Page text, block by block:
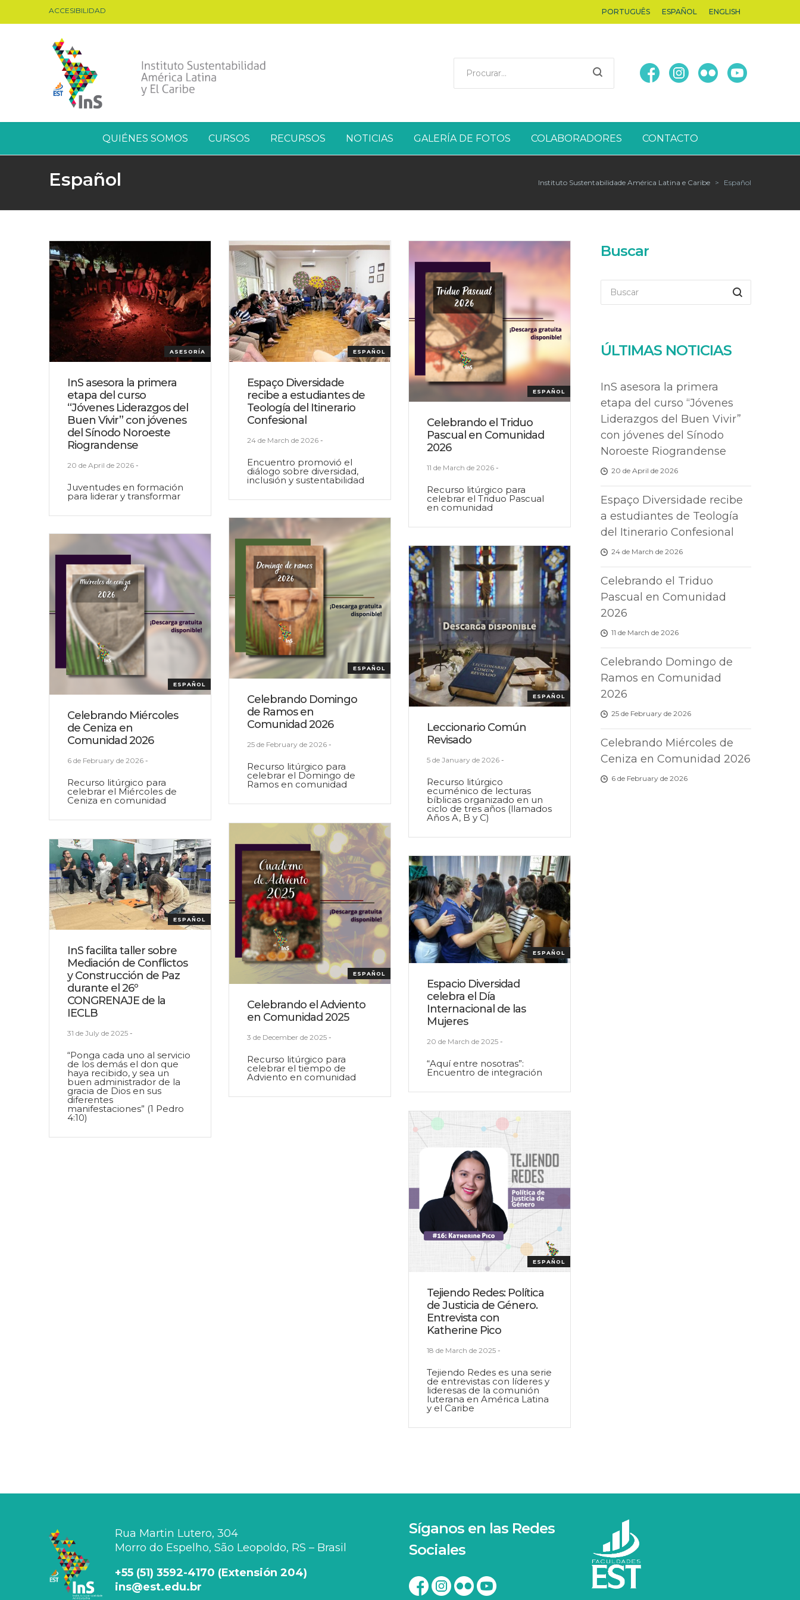
ACCESIBILIDAD PORTUGUÊS ESPAÑOL ENGLISH
QUIÉNES SOMOS CURSOS RECURSOS NOTICIAS GALERÍA DE FOTOS COLABORADORES CONTACTO
Español Instituto Sustentabilidade América Latina e Caribe > Español
ASESORÍA
InS asesora la primera
etapa del curso
“Jóvenes Liderazgos del
Buen Vivir” con jóvenes
del Sínodo Noroeste
Riograndense
20 de April de 2026 -
Juventudes en formación
para liderar y transformar
ESPAÑOL
Espaço Diversidade
recibe a estudiantes de
Teología del Itinerario
Confesional
24 de March de 2026 -
Encuentro promovió el
diálogo sobre diversidad,
inclusión y sustentabilidad
ESPAÑOL
Celebrando el Triduo
Pascual en Comunidad
2026
11 de March de 2026 -
Recurso litúrgico para
celebrar el Triduo Pascual
en comunidad
ESPAÑOL
Celebrando Domingo
de Ramos en
Comunidad 2026
25 de February de 2026 -
Recurso litúrgico para
celebrar el Domingo de
Ramos en comunidad
ESPAÑOL
Celebrando Miércoles
de Ceniza en
Comunidad 2026
6 de February de 2026 -
Recurso litúrgico para
celebrar el Miércoles de
Ceniza en comunidad
ESPAÑOL
Leccionario Común
Revisado
5 de January de 2026 -
Recurso litúrgico
ecuménico de lecturas
bíblicas organizado en un
ciclo de tres años (llamados
Años A, B y C)
ESPAÑOL
Celebrando el Adviento
en Comunidad 2025
3 de December de 2025 -
Recurso litúrgico para
celebrar el tiempo de
Adviento en comunidad
ESPAÑOL
InS facilita taller sobre
Mediación de Conflictos
y Construcción de Paz
durante el 26º
CONGRENAJE de la
IECLB
31 de July de 2025 -
“Ponga cada uno al servicio
de los demás el don que
haya recibido, y sea un
buen administrador de la
gracia de Dios en sus
diferentes
manifestaciones” (1 Pedro
4:10)
ESPAÑOL
Espacio Diversidad
celebra el Día
Internacional de las
Mujeres
20 de March de 2025 -
“Aquí entre nosotras”:
Encuentro de integración
ESPAÑOL
Tejiendo Redes: Política
de Justicia de Género.
Entrevista con
Katherine Pico
18 de March de 2025 -
Tejiendo Redes es una serie
de entrevistas con líderes y
lideresas de la comunión
luterana en América Latina
y el Caribe
Buscar
ÚLTIMAS NOTICIAS
InS asesora la primera
etapa del curso “Jóvenes
Liderazgos del Buen Vivir”
con jóvenes del Sínodo
Noroeste Riograndense
20 de April de 2026
Espaço Diversidade recibe
a estudiantes de Teología
del Itinerario Confesional
24 de March de 2026
Celebrando el Triduo
Pascual en Comunidad
2026
11 de March de 2026
Celebrando Domingo de
Ramos en Comunidad
2026
25 de February de 2026
Celebrando Miércoles de
Ceniza en Comunidad 2026
6 de February de 2026
Rua Martin Lutero, 304
Morro do Espelho, São Leopoldo, RS – Brasil
+55 (51) 3592-4170 (Extensión 204)
ins@est.edu.br
Síganos en las Redes
Sociales